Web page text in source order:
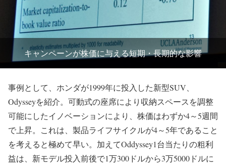
キャンペーンが株価に与える短期・長期的な影響
事例として、ホンダが1999年に投入した新型SUV、
Odysseyを紹介。可動式の座席により収納スペースを調整
可能にしたイノベーションにより、株価はわずか4～5週間
で上昇。これは、製品ライフサイクルが4～5年であること
を考えると極めて早い。加えてOddyssey1台当たりの粗利
益は、新モデル投入前後で1万300ドルから3万5000ドルに